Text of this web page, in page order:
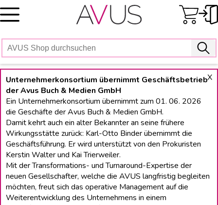
Skip
to
X
Unternehmerkonsortium übernimmt Geschäftsbetrieb
der Avus Buch & Medien GmbH
Ein Unternehmerkonsortium übernimmt zum 01. 06. 2026
die Geschäfte der Avus Buch & Medien GmbH.
Damit kehrt auch ein alter Bekannter an seine frühere
Wirkungsstätte zurück: Karl-Otto Binder übernimmt die
Geschäftsführung. Er wird unterstützt von den Prokuristen
Kerstin Walter und Kai Trierweiler.
Mit der Transformations- und Turnaround-Expertise der
neuen Gesellschafter, welche die AVUS langfristig begleiten
möchten, freut sich das operative Management auf die
Weiterentwicklung des Unternehmens in einem